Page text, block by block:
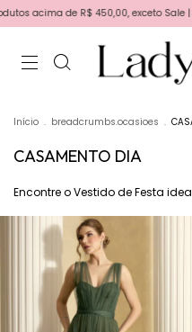
exceto Sale | Cupom de primeira
Início . breadcrumbs.ocasioes .
CASAMENTO DIA
Encontre o Vestido de Festa